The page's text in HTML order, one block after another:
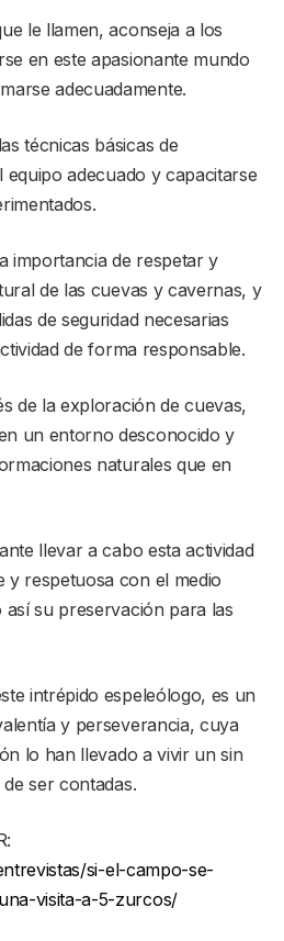
le llamen, aconseja a los
en este apasionante mundo
adecuadamente.
técnicas básicas de
equipo adecuado y capacitarse
importancia de respetar y
de las cuevas y cavernas, y
de seguridad necesarias
de forma responsable.
de la exploración de cuevas,
un entorno desconocido y
naturales que en
llevar a cabo esta actividad
y respetuosa con el medio
su preservación para las
intrépido espeleólogo, es un
y perseverancia, cuya
lo han llevado a vivir un sin
ser contadas.
si-el-campo-se-
visita-a-5-zurcos/